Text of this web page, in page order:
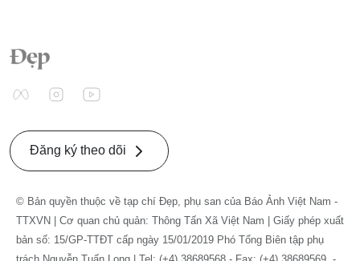
Đăng ký theo dõi
© Bản quyền thuộc về tạp chí Đẹp, phụ san của Báo Ảnh Việt Nam -
TTXVN | Cơ quan chủ quản: Thông Tấn Xã Việt Nam | Giấy phép xuất
bản số: 15/GP-TTĐT cấp ngày 15/01/2019 Phó Tổng Biên tập phụ